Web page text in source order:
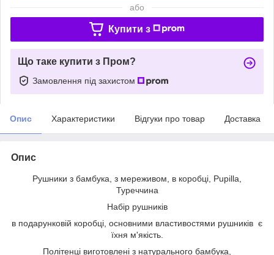
або
Купити з
Що таке купити з Пром?
Замовлення під захистом
Опис Характеристики Відгуки про товар Доставка
Опис
Рушники з бамбука, з мереживом, в коробці, Pupilla,
Туреччина
Набір рушників
в подарунковій коробці, основними властивостями рушників є
їхня м'якість.
Політенці виготовлені з натурального бамбука,